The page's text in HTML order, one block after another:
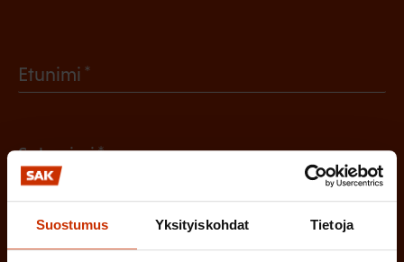
Suostumus Yksityiskohdat Tietoja
Etunimi
l
l
Sukunimi
(
Sähköpostiosoite
(